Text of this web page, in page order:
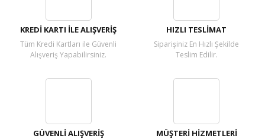
KREDİ KARTI İLE ALIŞVERİŞ
Tüm Kredi Kartları ile Güvenli
Alışveriş Yapabilirsiniz.
HIZLI TESLİMAT
Siparişiniz En Hızlı Şekilde
Teslim Edilir.
GÜVENLİ ALIŞVERİŞ MÜŞTERİ HİZMETLERİ